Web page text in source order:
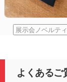
展示会ノベルティ
よくあるご